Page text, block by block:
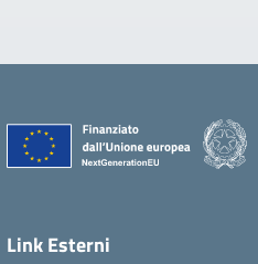
Link Esterni